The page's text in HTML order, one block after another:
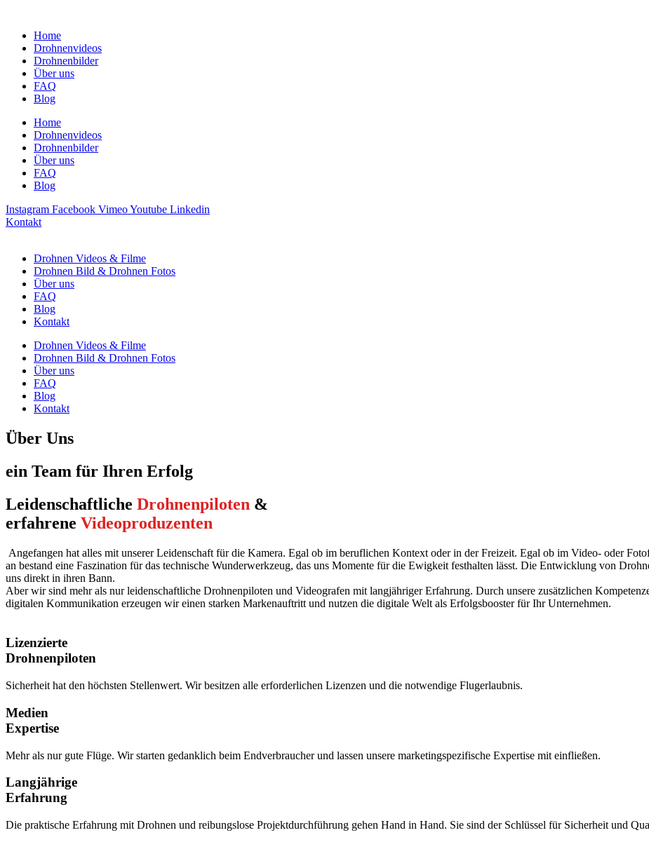
Home
Drohnenvideos
Drohnenbilder
Über uns
FAQ
Blog
Home
Drohnenvideos
Drohnenbilder
Über uns
FAQ
Blog
Instagram Facebook VimeoYoutube Linkedin
Kontakt
Drohnen Videos & Filme
Drohnen Bild & Drohnen Fotos
Über uns
FAQ
Blog
Kontakt
Drohnen Videos & Filme
Drohnen Bild & Drohnen Fotos
Über uns
FAQ
Blog
Kontakt
Über Uns
ein Team für Ihren Erfolg
Leidenschaftliche Drohnenpiloten &
erfahrene Videoproduzenten
Angefangen hat alles mit unserer Leidenschaft für die Kamera. Egal ob im beruflichen Kontext oder in der Freizeit. Egal ob im Video- oder
an bestand eine Faszination für das technische Wunderwerkzeug, das uns Momente für die Ewigkeit festhalten lässt. Die Entwicklung von
uns direkt in ihren Bann.
Aber wir sind mehr als nur leidenschaftliche Drohnenpiloten und Videografen mit langjähriger Erfahrung. Durch unsere zusätzlichen
digitalen Kommunikation erzeugen wir einen starken Markenauftritt und nutzen die digitale Welt als Erfolgsbooster für Ihr Unternehmen.
Lizenzierte
Drohnenpiloten
Sicherheit hat den höchsten Stellenwert. Wir besitzen alle erforderlichen Lizenzen und die notwendige Flugerlaubnis.
Medien
Expertise
Mehr als nur gute Flüge. Wir starten gedanklich beim Endverbraucher und lassen unsere marketingspezifische Expertise mit einfließen.
Langjährige
Erfahrung
Die praktische Erfahrung mit Drohnen und reibungslose Projektdurchführung gehen Hand in Hand. Sie sind der Schlüssel für Sicherheit und